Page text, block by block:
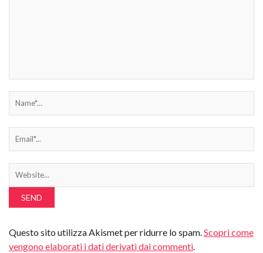
Questo sito utilizza Akismet per ridurre lo spam.Scopri come
vengono elaborati i dati derivati dai commenti.